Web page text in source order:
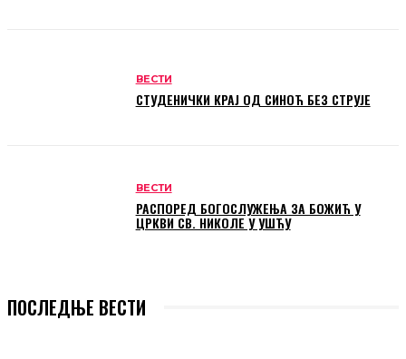
ВЕСТИ
СТУДЕНИЧКИ КРАЈ ОД СИНОЋ БЕЗ СТРУЈЕ
ВЕСТИ
РАСПОРЕД БОГОСЛУЖЕЊА ЗА БОЖИЋ У
ЦРКВИ СВ. НИКОЛЕ У УШЋУ
ПОСЛЕДЊЕ ВЕСТИ